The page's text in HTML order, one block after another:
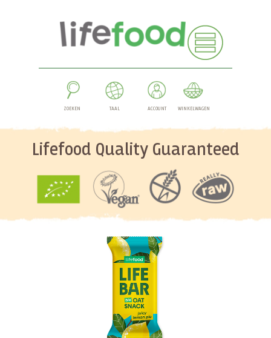
ZOEKEN TAAL ACCOUNT WINKELWAGEN
Lifefood Quality Guaranteed